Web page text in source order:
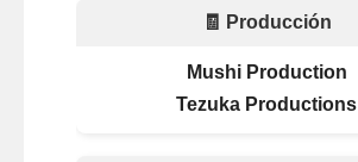
🧾 Producción
Mushi Production
Tezuka Productions